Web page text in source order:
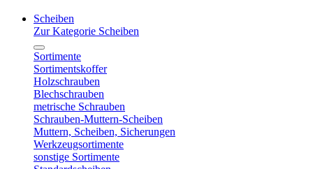
Scheiben
Zur Kategorie Scheiben
Sortimente
Sortimentskoffer
Holzschrauben
Blechschrauben
metrische Schrauben
Schrauben-Muttern-Scheiben
Muttern, Scheiben, Sicherungen
Werkzeugsortimente
sonstige Sortimente